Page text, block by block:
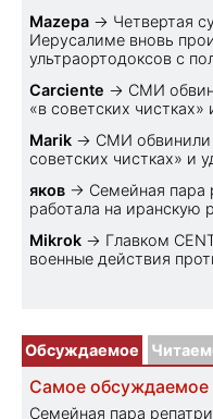
Mazepa → Четвертая
Иерусалиме вновь
ультраортодоксов с
Carciente → СМИ
«в советских чистках»
Marik → СМИ обвинили
советских чистках» и
яков → Семейная пара
работала на иранскую
Mikrok → Главком
военные действия
Обсуждаемое
Самое обсуждаемое
Семейная пара